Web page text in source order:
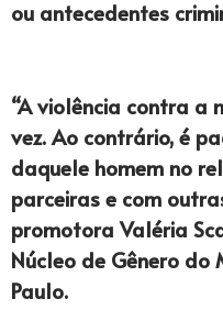
ou antecedentes
“A violência contra a
vez. Ao contrário, é
daquele homem no
parceiras e com
promotora Valéria
Núcleo de Gênero do
Paulo.